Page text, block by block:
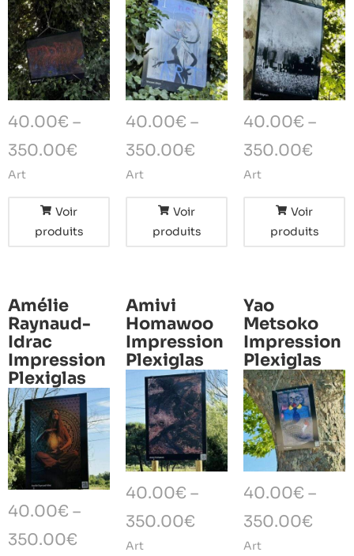
40.00€ –
350.00€
Art
Voir
produits
40.00€ –
350.00€
Art
Voir
produits
40.00€ –
350.00€
Art
Voir
produits
Amélie
Raynaud-
Idrac
Impression
Plexiglas
40.00€ –
350.00€
Amivi
Homawoo
Impression
Plexiglas
40.00€ –
350.00€
Art
Yao
Metsoko
Impression
Plexiglas
40.00€ –
350.00€
Art